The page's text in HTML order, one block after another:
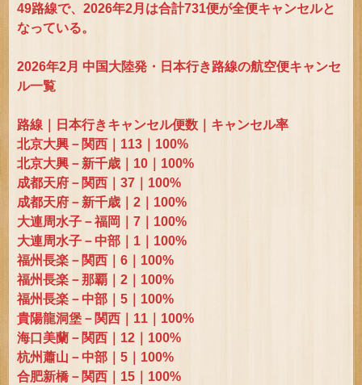
49路線で、2026年2月は合計731便が全便キャンセルと
なっている。
2026年2月 中国大陸発・日本行き路線の航空便キャンセ
ル一覧
路線｜日本行きキャンセル便数｜キャンセル率
北京大興－関西｜113｜100%
北京大興－新千歳｜10｜100%
成都天府－関西｜37｜100%
成都天府－新千歳｜2｜100%
大連周水子－福岡｜7｜100%
大連周水子－中部｜1｜100%
福州長楽－関西｜6｜100%
福州長楽－那覇｜2｜100%
福州長楽－中部｜5｜100%
貴陽龍洞堡－関西｜11｜100%
海口美蘭－関西｜12｜100%
杭州蕭山－中部｜5｜100%
合肥新橋－関西｜15｜100%